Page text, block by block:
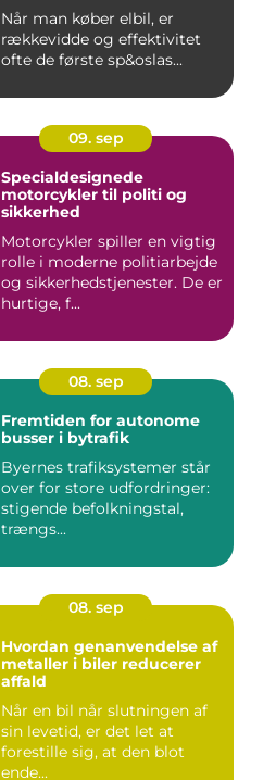
Når man køber elbil, er
rækkevidde og effektivitet
ofte de første sp&oslas...
09. sep
Specialdesignede
motorcykler til politi og
sikkerhed
Motorcykler spiller en vigtig
rolle i moderne politiarbejde
og sikkerhedstjenester. De er
hurtige, f...
08. sep
Fremtiden for autonome
busser i bytrafik
Byernes trafiksystemer står
over for store udfordringer:
stigende befolkningstal,
trængs...
08. sep
Hvordan genanvendelse af
metaller i biler reducerer
affald
Når en bil når slutningen af
sin levetid, er det let at
forestille sig, at den blot
ende...